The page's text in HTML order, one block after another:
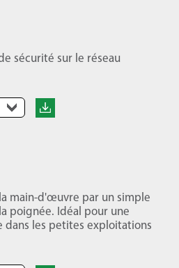
sécurité sur le réseau
main-d'œuvre par un simple
poignée. Idéal pour une
les petites exploitations